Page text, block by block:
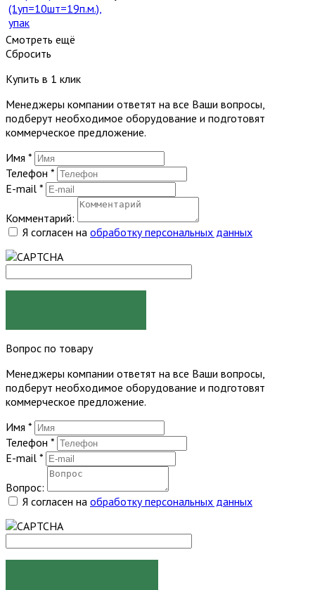
(1уп=10шт=19п.м.),
упак
Смотреть ещё
Сбросить
Купить в 1 клик
Менеджеры компании ответят на все Ваши вопросы,
подберут необходимое оборудование и подготовят
коммерческое предложение.
Имя *
Телефон *
E-mail *
Комментарий:
Я согласен на обработку персональных данных
Вопрос по товару
Менеджеры компании ответят на все Ваши вопросы,
подберут необходимое оборудование и подготовят
коммерческое предложение.
Имя *
Телефон *
E-mail *
Вопрос:
Я согласен на обработку персональных данных